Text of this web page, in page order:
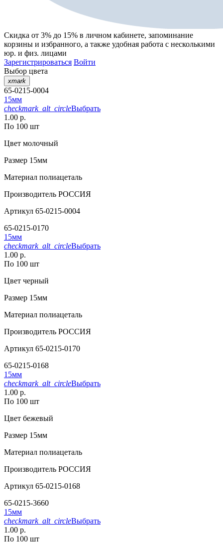
Скидка от 3% до 15% в личном кабинете, запоминание
корзины и избранного, а также удобная работа с несколькими
юр. и физ. лицами
Зарегистрироваться Войти
Выбор цвета
xmark
65-0215-0004
15мм
checkmark_alt_circleВыбрать
1.00 р.
По 100 шт
Цвет молочный
Размер 15мм
Материал полиацеталь
Производитель РОССИЯ
Артикул 65-0215-0004
65-0215-0170
15мм
checkmark_alt_circleВыбрать
1.00 р.
По 100 шт
Цвет черный
Размер 15мм
Материал полиацеталь
Производитель РОССИЯ
Артикул 65-0215-0170
65-0215-0168
15мм
checkmark_alt_circleВыбрать
1.00 р.
По 100 шт
Цвет бежевый
Размер 15мм
Материал полиацеталь
Производитель РОССИЯ
Артикул 65-0215-0168
65-0215-3660
15мм
checkmark_alt_circleВыбрать
1.00 р.
По 100 шт